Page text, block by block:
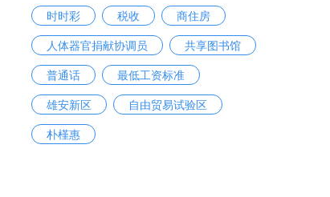
时时彩 税收
商住房
人体器官捐献协调员
共享图书馆
普通话
最低工资标准
雄安新区
自由贸易试验区
朴槿惠